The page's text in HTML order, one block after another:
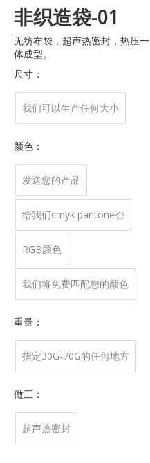
非织造袋-01
无纺布袋，超声热密封，热压一
体成型。
尺寸：
我们可以生产任何大小
颜色：
发送您的产品
给我们cmyk pantone否
RGB颜色
我们将免费匹配您的颜色
重量：
指定30G-70G的任何地方
做工：
超声热密封